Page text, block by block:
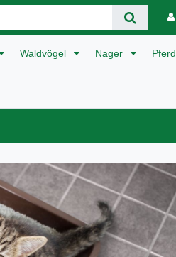
Waldvögel Nager Pferd